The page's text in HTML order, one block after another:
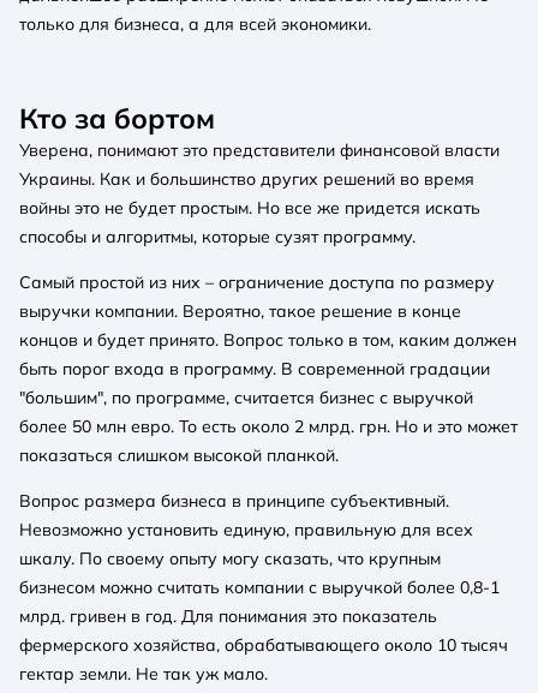
только для бизнеса, а для всей экономики.
Кто за бортом
Уверена, понимают это представители финансовой власти
Украины. Как и большинство других решений во время
войны это не будет простым. Но все же придется искать
способы и алгоритмы, которые сузят программу.
Самый простой из них – ограничение доступа по размеру
выручки компании. Вероятно, такое решение в конце
концов и будет принято. Вопрос только в том, каким должен
быть порог входа в программу. В современной градации
"большим", по программе, считается бизнес с выручкой
более 50 млн евро. То есть около 2 млрд. грн. Но и это может
показаться слишком высокой планкой.
Вопрос размера бизнеса в принципе субъективный.
Невозможно установить единую, правильную для всех
шкалу. По своему опыту могу сказать, что крупным
бизнесом можно считать компании с выручкой более 0,8-1
млрд. гривен в год. Для понимания это показатель
фермерского хозяйства, обрабатывающего около 10 тысяч
гектар земли. Не так уж мало.